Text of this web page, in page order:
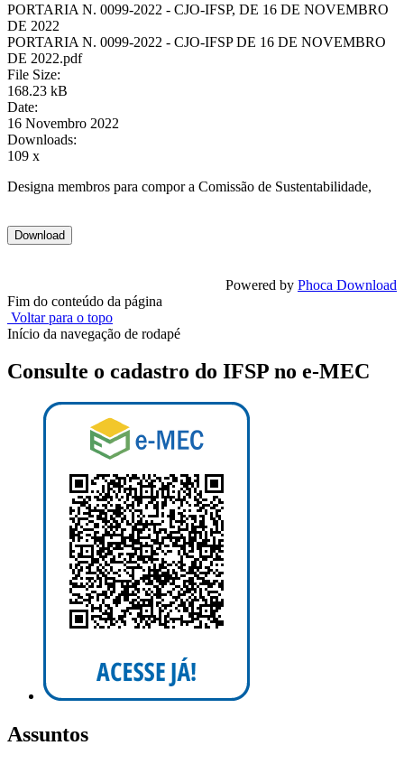
PORTARIA N. 0099-2022 - CJO-IFSP, DE 16 DE NOVEMBRO
DE 2022
PORTARIA N. 0099-2022 - CJO-IFSP DE 16 DE NOVEMBRO
DE 2022.pdf
File Size:
168.23 kB
Date:
16 Novembro 2022
Downloads:
109 x
Designa membros para compor a Comissão de Sustentabilidade,
Powered by Phoca Download
Fim do conteúdo da página
Voltar para o topo
Início da navegação de rodapé
Consulte o cadastro do IFSP no e-MEC
Assuntos